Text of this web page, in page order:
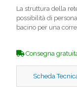
La struttura della
possibilità di
bacino per una
Consegna
Scheda